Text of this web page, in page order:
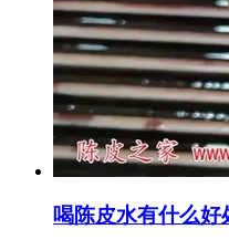
喝陈皮水有什么好